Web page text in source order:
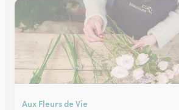
Aux Fleurs de Vie